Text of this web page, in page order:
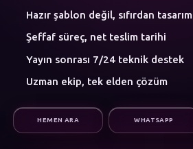
Atölye
KATEGORILERI
Web Yazılım
Mobil Uygulama
Dijital Pazarlama
Hazır şablon değil, sıfırdan tasarım
Şeffaf süreç, net teslim tarihi
Yayın sonrası 7/24 teknik destek
Uzman ekip, tek elden çözüm
HEMEN ARA WHATSAPP